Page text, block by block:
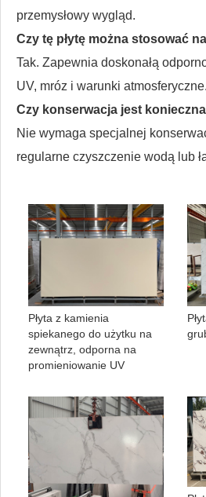
przemysłowy wygląd.
Czy tę płytę można stosować
Tak. Zapewnia doskonałą
UV, mróz i warunki atmosferyczne.
Czy konserwacja jest
Nie wymaga specjalnej
regularne czyszczenie wodą lub
Płyta z kamienia
spiekanego do użytku na
zewnątrz, odporna na
promieniowanie UV